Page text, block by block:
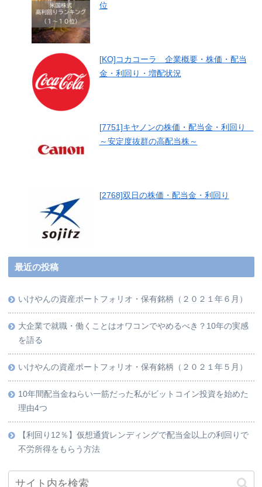
位
[KO]コカコーラ 企業概要・株価・配当
金・利回り・増配状況
[7751]キヤノンの株価・配当金・利回り
～安定度抜群の高配当株～
[2768]双日の株価・配当金・利回り
最近の投稿
いけやんの資産ポートフォリオ・保有銘柄（２０２１年６月）
大企業で就職・働くことはオワコンでやめるべき？10年の実感
を語る
いけやんの資産ポートフォリオ・保有銘柄（２０２１年５月）
10年間配当金ねらい一筋だった私がビットコイン投資を始めた
理由4つ
【利回り12％】仮想通貨レンディングで配当金以上の利回りで
不労所得をもらう方法